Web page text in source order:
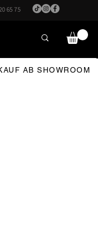
65 75
AB SHOWROOM